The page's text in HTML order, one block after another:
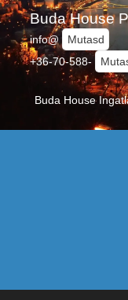
Buda House
info@
Mutasd
+36-70-588-
Buda House